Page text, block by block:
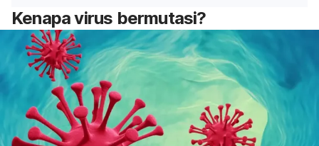
Kenapa virus bermutasi?